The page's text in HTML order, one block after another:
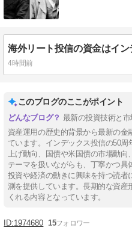
4時間前
このブログのここがポイント
最新の投資技術と
資産運用の歴史的背景から最新の
ています。インデックス投信の50周
上げ動向、国債や米国債の市場動
テーマを扱いながらも、丁寧かつ具
投資や経済の動きに興味を持つ読
測を提供しています。長期的な資
くれる内容となっています。
1974680 15